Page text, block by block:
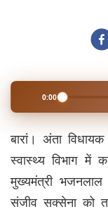
0:00
बारां। अंता
स्वास्थ्य विभाग में
मुख्यमंत्री भजनलाल
संजीव सक्सेना को